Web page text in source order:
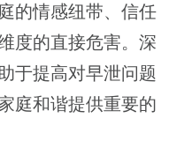
的情感纽带、信任
度的直接危害。深
于提高对早泄问题
庭和谐提供重要的